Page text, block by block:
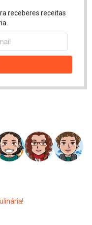
receberes receitas
!